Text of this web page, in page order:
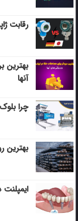
رقابت
بهترین
آنها
چرا
بهترین